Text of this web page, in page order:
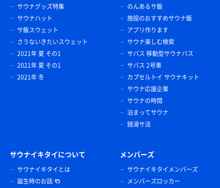
サウナグッズ特集
サウナハット
サ飯スウェット
さうないきたいスウェット
2021年 夏 その1
2021年 夏 その1
2021年 冬
のんあるサ飯
施設のおすすめサウナ飯
アプリ作ります
サウナ楽しむ検索
サバス 移動型サウナバス
サバス 2号車
カプセルトイ サウナキット
サウナ応援企業
サウナの時間
泊まってサウナ
銭湯サ活
サウナイキタイについて
サウナイキタイとは
誕生時のお話
メンバーズ
サウナイキタイメンバーズ
メンバーズロッカー